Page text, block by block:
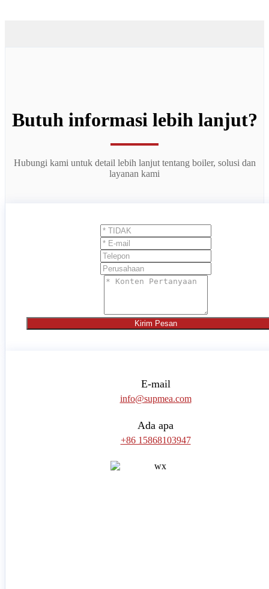
Butuh informasi lebih lanjut?
Hubungi kami untuk detail lebih lanjut tentang boiler, solusi dan
layanan kami
Kirim Pesan
E-mail
info@supmea.com
Ada apa
+86 15868103947